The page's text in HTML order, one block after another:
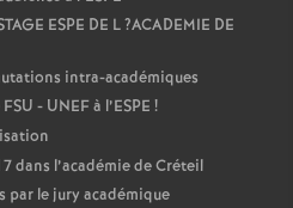
ESPE DE L?ACADEMIE DE
intra-académiques
FSU - UNEFà l’ESPE !
dans l’académie de Créteil
le jury académique